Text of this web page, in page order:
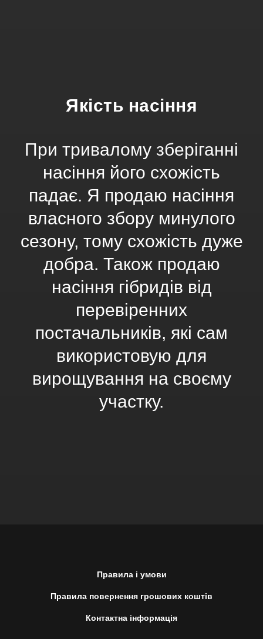
Якість насіння
При тривалому зберіганні
насіння його схожість
падає. Я продаю насіння
власного збору минулого
сезону, тому схожість дуже
добра. Також продаю
насіння гібридів від
перевіренних
постачальників, які сам
використовую для
вирощування на своєму
участку.
Правила і умови
Правила повернення грошових коштів
Контактна інформація